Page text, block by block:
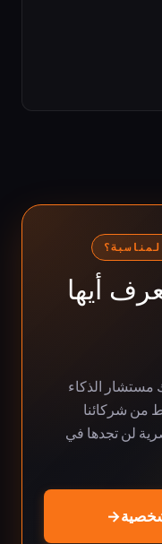
أيها
مستشار الذكاء
من شركائنا
لن تجدها في
→